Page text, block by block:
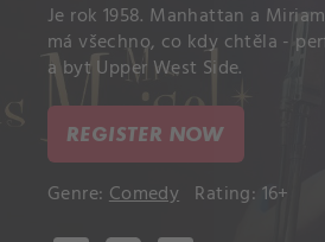
Je rok 1958. Manhattan a
má všechno, co kdy chtěla -
a byt Upper West Side.
REGISTER NOW
Genre: Comedy Rating: 16+